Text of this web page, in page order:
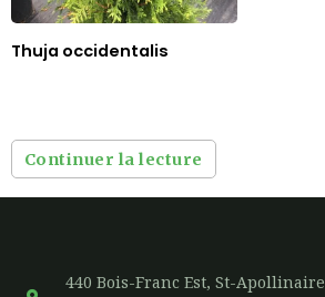
Thuja occidentalis
Continuer la lecture
440 Bois-Franc Est, St-Apollinaire